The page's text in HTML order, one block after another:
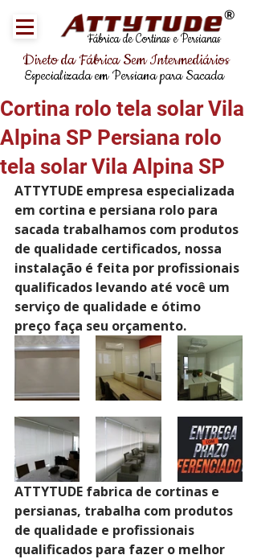
Fábrica de Cortinas e Persianas
®
Direto da Fábrica Sem Intermediários
Especializada em Persiana para Sacada
Cortina rolo tela solar Vila
Alpina SP Persiana rolo
tela solar Vila Alpina SP
ATTYTUDE empresa especializada
em cortina e persiana rolo para
sacada trabalhamos com produtos
de qualidade certificados, nossa
instalação é feita por profissionais
qualificados levando até você um
serviço de qualidade e ótimo
preço faça seu orçamento.
ATTYTUDE fabrica de cortinas e
persianas, trabalha com produtos
de qualidade e profissionais
qualificados para fazer o melhor